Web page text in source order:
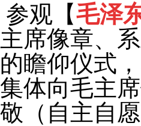
参观【毛泽
席像章、
瞻仰仪式
体向毛主
（自主自